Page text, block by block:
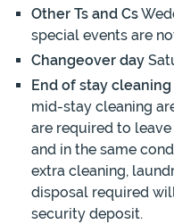
Other Ts and Cs
special events are
Changeover day
End of stay cleaning
mid-stay cleaning
are required to
and in the same
extra cleaning,
disposal required
security deposit.